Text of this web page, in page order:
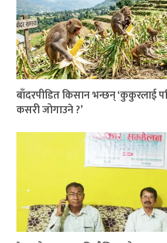
बाँदरपीडित किसान भन्छन् ‘कुकुरलाई
कसरी जोगाउने ?’